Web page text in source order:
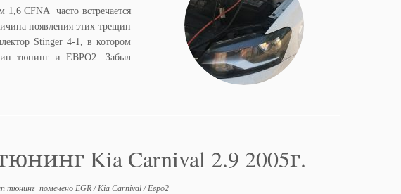
1,6 CFNA часто встречается
появления этих трещин
Stinger 4-1, в котором
чип тюнинг и ЕВРО2. Забыл
Kia Carnival 2.9 2005г.
тюнинг помеченоEGR/Kia Carnival/Евро2